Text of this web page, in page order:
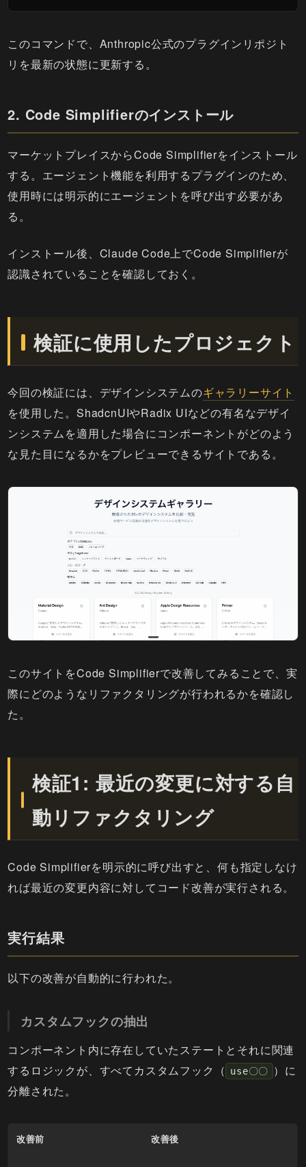
このコマンドで、Anthropic公式のプラグインリポジト
リを最新の状態に更新する。
2. Code Simplifierのインストール
マーケットプレイスからCode Simplifierをインストール
する。エージェント機能を利用するプラグインのため、
使用時には明示的にエージェントを呼び出す必要があ
る。
インストール後、Claude Code上でCode Simplifierが
認識されていることを確認しておく。
検証に使用したプロジェクト
今回の検証には、デザインシステムのギャラリーサイト
を使用した。ShadcnUIやRadix UIなどの有名なデザイ
ンシステムを適用した場合にコンポーネントがどのよう
な見た目になるかをプレビューできるサイトである。
このサイトをCode Simplifierで改善してみることで、実
際にどのようなリファクタリングが行われるかを確認し
た。
検証1: 最近の変更に対する自
動リファクタリング
Code Simplifierを明示的に呼び出すと、何も指定しなけ
れば最近の変更内容に対してコード改善が実行される。
実行結果
以下の改善が自動的に行われた。
カスタムフックの抽出
コンポーネント内に存在していたステートとそれに関連
するロジックが、すべてカスタムフック（
use〇〇
）に
分離された。
改善前 改善後